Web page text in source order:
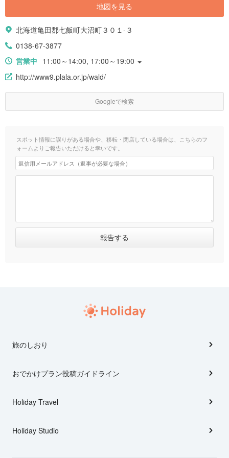
地図を見る
北海道亀田郡七飯町大沼町３０１-３
0138-67-3877
営業中 11:00～14:00, 17:00～19:00
http://www9.plala.or.jp/wald/
Googleで検索
スポット情報に誤りがある場合や、移転・閉店している場合は、こちらのフ
ォームよりご報告いただけると幸いです。
旅のしおり
おでかけプラン投稿ガイドライン
Holiday Travel
Holiday Studio